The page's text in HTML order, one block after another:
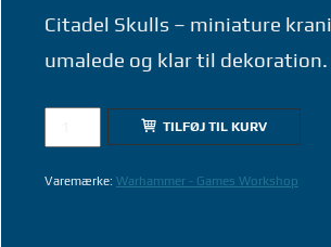
Citadel Skulls – miniature
umalede og klar til dekoration.
29
CITADEL
TILFØJ TIL KURV
Varemærke: Warhammer - Games Workshop